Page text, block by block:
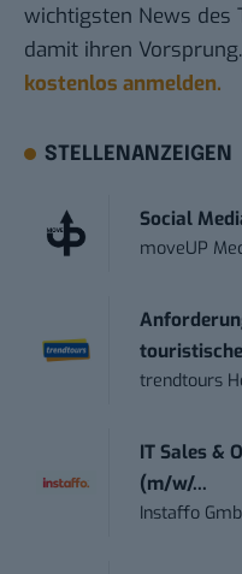
wichtigsten News des
damit ihren Vorsprung.
kostenlos anmelden.
STELLENANZEIGEN
Social
moveUP
trendtours
IT Sales &
(m/w/...
Instaffo